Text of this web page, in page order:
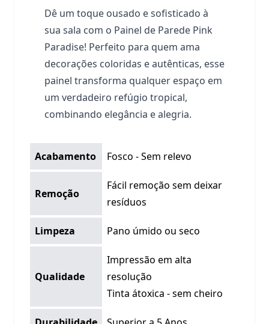
Dê um toque ousado e sofisticado à
sua sala com o Painel de Parede Pink
Paradise! Perfeito para quem ama
decorações coloridas e autênticas, esse
painel transforma qualquer espaço em
um verdadeiro refúgio tropical,
combinando elegância e alegria.
Acabamento Fosco - Sem relevo
Remoção
Fácil remoção sem deixar
resíduos
Limpeza Pano úmido ou seco
Qualidade
Impressão em alta
resolução
Tinta átoxica - sem cheiro